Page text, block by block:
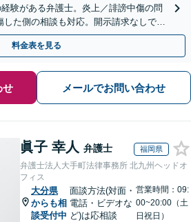
験がある弁護士。炎上／誹謗中傷の問
た側の相談も対応。開示請求なしで本
。
料金表を見る
せ メールでお問い合わせ
眞子 幸人 弁護士 福岡県
弁護士法人大手町法律事務所 北九州ヘッドオ
フィス
大分県
からも相
談受付中
面談方法(対面・
電話・ビデオな
ど)は応相談
営業時間：09:
00~20:00（土
日祝日）